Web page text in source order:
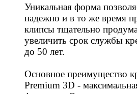
Уникальная форма
надежно и в то же время
клипсы тщательно
увеличить срок службы
до 50 лет.
Основное преимущество
Premium 3D -